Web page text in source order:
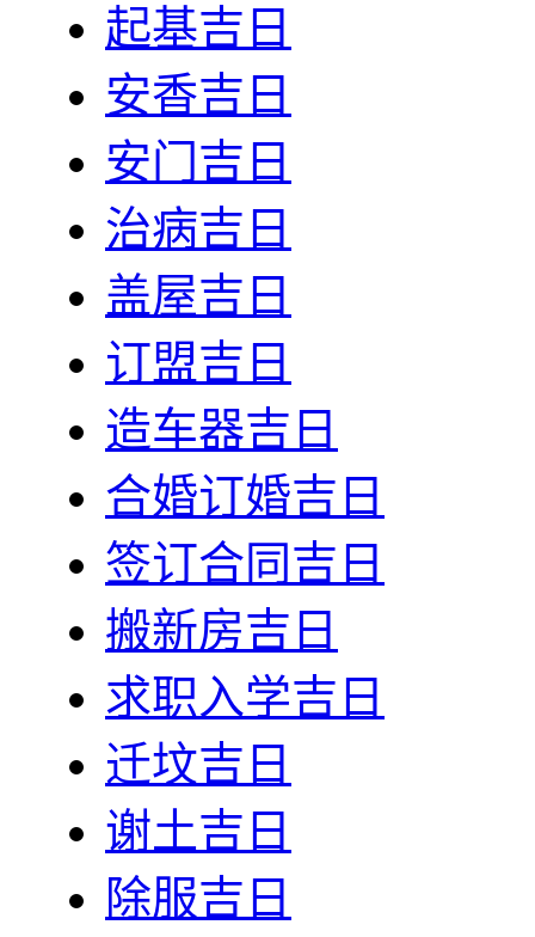
起基吉日
安香吉日
安门吉日
治病吉日
盖屋吉日
订盟吉日
造车器吉日
合婚订婚吉日
签订合同吉日
搬新房吉日
求职入学吉日
迁坟吉日
谢土吉日
除服吉日